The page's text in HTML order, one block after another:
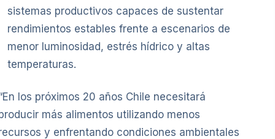
sistemas productivos capaces de sustentar
rendimientos estables frente a escenarios de
menor luminosidad, estrés hídrico y altas
temperaturas.
los próximos 20 años Chile necesitará
más alimentos utilizando menos
y enfrentando condiciones ambientales